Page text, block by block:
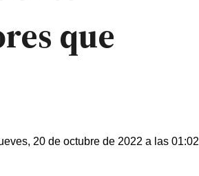
que
20 de octubre de 2022 a las 01:02